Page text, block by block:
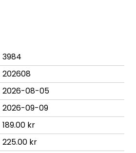
3984
202608
2026-08-05
2026-09-09
189.00 kr
225.00 kr